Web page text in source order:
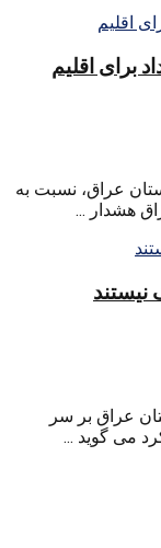
برای اقلیم
عراق، نسبت به‌
هشدار ...
نیستند
عراق بر سر
می گوید ...